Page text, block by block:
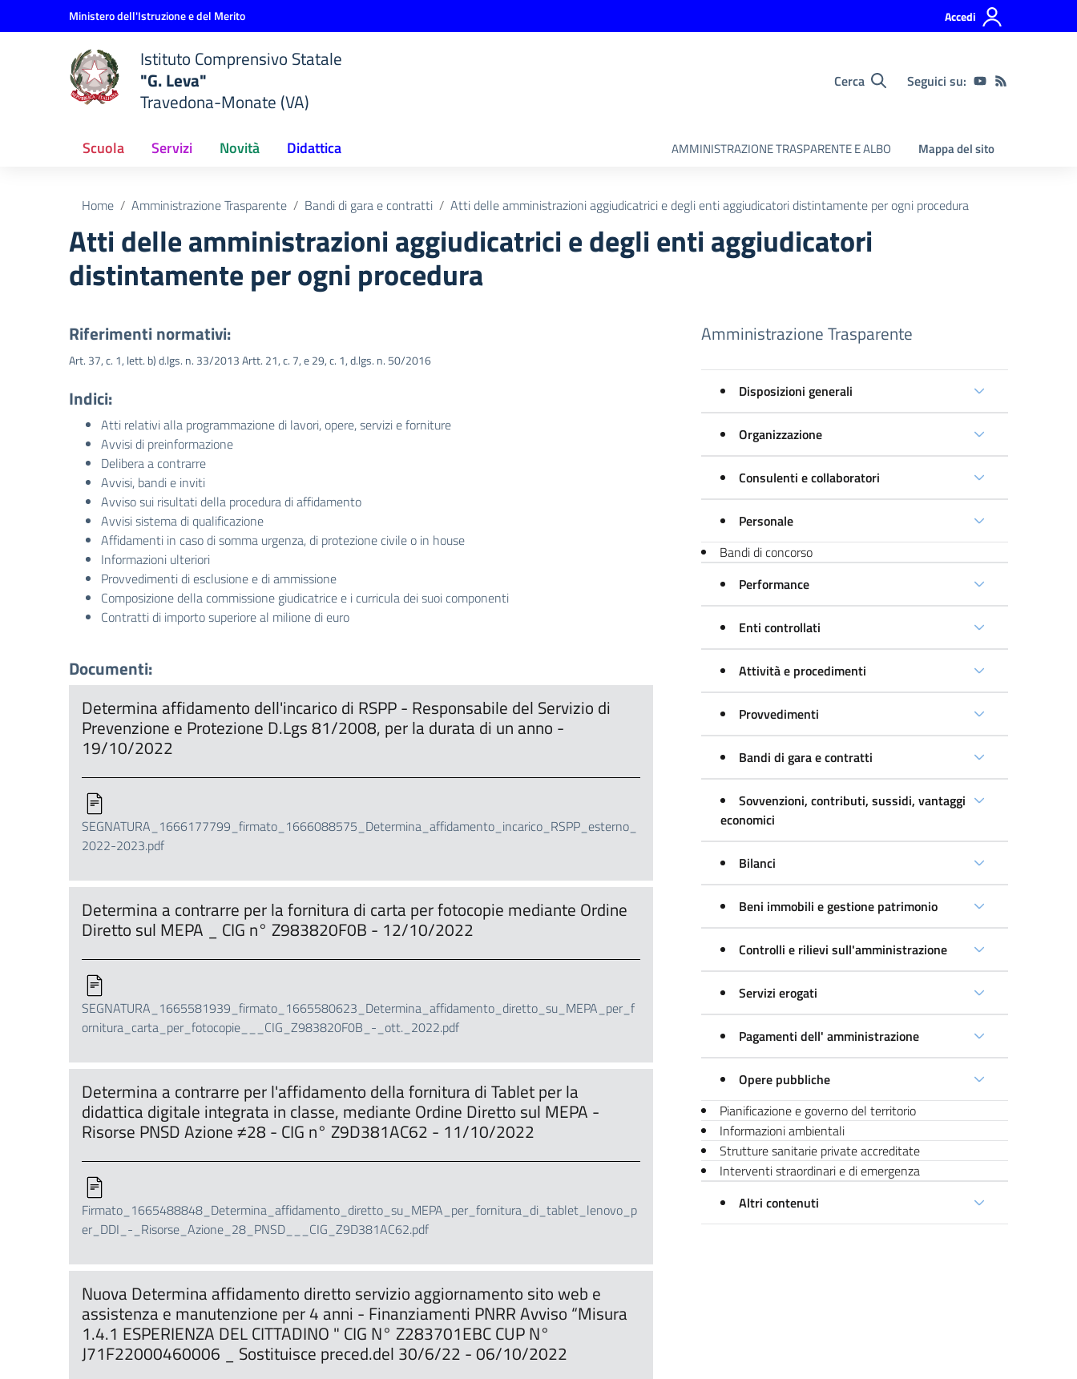
Vai ai contenuti
Vai al menu di navigazioneMinistero dell'Istruzione e del Merito Accedi
Istituto Comprensivo Statale
"G. Leva"
Travedona-Monate (VA)
Cerca Seguici su:
Scuola Servizi Novità Didattica AMMINISTRAZIONE TRASPARENTE E ALBO Mappa del sito
Home Amministrazione Trasparente Bandi di gara e contratti Atti delle amministrazioni aggiudicatrici e degli enti aggiudicatori distintamente per ogni procedura
Atti delle amministrazioni aggiudicatrici e degli enti aggiudicatori
distintamente per ogni procedura
Riferimenti normativi:
Art. 37, c. 1, lett. b) d.lgs. n. 33/2013 Artt. 21, c. 7, e 29, c. 1, d.lgs. n. 50/2016
Indici:
Atti relativi alla programmazione di lavori, opere, servizi e forniture
Avvisi di preinformazione
Delibera a contrarre
Avvisi, bandi e inviti
Avviso sui risultati della procedura di affidamento
Avvisi sistema di qualificazione
Affidamenti in caso di somma urgenza, di protezione civile o in house
Informazioni ulteriori
Provvedimenti di esclusione e di ammissione
Composizione della commissione giudicatrice e i curricula dei suoi componenti
Contratti di importo superiore al milione di euro
Documenti:
Determina affidamento dell'incarico di RSPP - Responsabile del Servizio di
Prevenzione e Protezione D.Lgs 81/2008, per la durata di un anno -
19/10/2022
SEGNATURA_1666177799_firmato_1666088575_Determina_affidamento_incarico_RSPP_esterno_
2022-2023.pdf
Determina a contrarre per la fornitura di carta per fotocopie mediante Ordine
Diretto sul MEPA _ CIG n° Z983820F0B - 12/10/2022
SEGNATURA_1665581939_firmato_1665580623_Determina_affidamento_diretto_su_MEPA_per_f
ornitura_carta_per_fotocopie___CIG_Z983820F0B_-_ott._2022.pdf
Determina a contrarre per l'affidamento della fornitura di Tablet per la
didattica digitale integrata in classe, mediante Ordine Diretto sul MEPA -
Risorse PNSD Azione ≠28 - CIG n° Z9D381AC62 - 11/10/2022
Firmato_1665488848_Determina_affidamento_diretto_su_MEPA_per_fornitura_di_tablet_lenovo_p
er_DDI_-_Risorse_Azione_28_PNSD___CIG_Z9D381AC62.pdf
Nuova Determina affidamento diretto servizio aggiornamento sito web e
assistenza e manutenzione per 4 anni - Finanziamenti PNRR Avviso “Misura
1.4.1 ESPERIENZA DEL CITTADINO " CIG N° Z283701EBC CUP N°
J71F22000460006 _ Sostituisce preced.del 30/6/22 - 06/10/2022
Amministrazione Trasparente
Disposizioni generali
Organizzazione
Consulenti e collaboratori
Personale
Bandi di concorso
Performance
Enti controllati
Attività e procedimenti
Provvedimenti
Bandi di gara e contratti
Sovvenzioni, contributi, sussidi, vantaggi
economici
Bilanci
Beni immobili e gestione patrimonio
Controlli e rilievi sull'amministrazione
Servizi erogati
Pagamenti dell' amministrazione
Opere pubbliche
Pianificazione e governo del territorio
Informazioni ambientali
Strutture sanitarie private accreditate
Interventi straordinari e di emergenza
Altri contenuti